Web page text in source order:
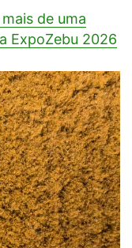
de uma
ExpoZebu 2026